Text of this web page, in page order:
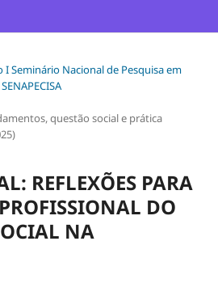
I Seminário Nacional de Pesquisa em
questão social e prática
REFLEXÕES PARA
DO
NA